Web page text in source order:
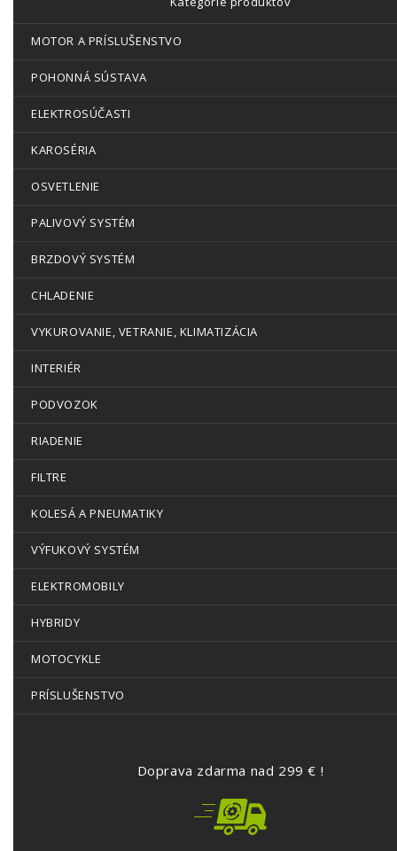
MOTOR A PRÍSLUŠENSTVO
POHONNÁ SÚSTAVA
ELEKTROSÚČASTI
KAROSÉRIA
OSVETLENIE
PALIVOVÝ SYSTÉM
BRZDOVÝ SYSTÉM
CHLADENIE
VYKUROVANIE, VETRANIE, KLIMATIZÁCIA
INTERIÉR
PODVOZOK
RIADENIE
FILTRE
KOLESÁ A PNEUMATIKY
VÝFUKOVÝ SYSTÉM
ELEKTROMOBILY
HYBRIDY
MOTOCYKLE
PRÍSLUŠENSTVO
Doprava zdarma nad 299 € !